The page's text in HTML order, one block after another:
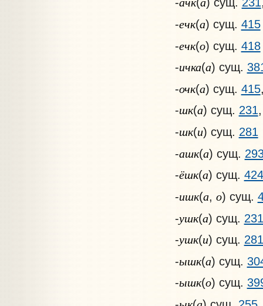
-ечк(а) сущ. 415
-ечк(о) сущ. 418
-ичка(а) сущ.
-очк(а) сущ. 415
-шк(а) сущ. 231
-шк(и) сущ. 281
-ашк(а) сущ.
-ёшк(а) сущ. 424
-ишк(а, о) сущ.
-ушк(а) сущ. 231
-ушк(и) сущ. 281
-ышк(а) сущ.
-ышк(о) сущ.